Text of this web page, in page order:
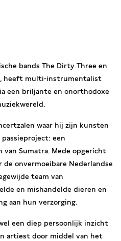
bands The Dirty Three en
heeft multi-instrumentalist
een briljante en onorthodoxe
waar hij zijn kunsten
een
van Sumatra. Mede opgericht
de onvermoeibare Nederlandse
team van
en mishandelde dieren en
aan hun verzorging.
een diep persoonlijk inzicht
artiest door middel van het